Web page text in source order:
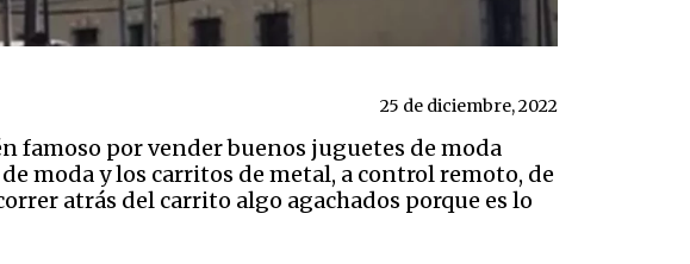
25 de diciembre, 2022
famoso por vender buenos juguetes de moda
moda y los carritos de metal, a control remoto, de
atrás del carrito algo agachados porque es lo